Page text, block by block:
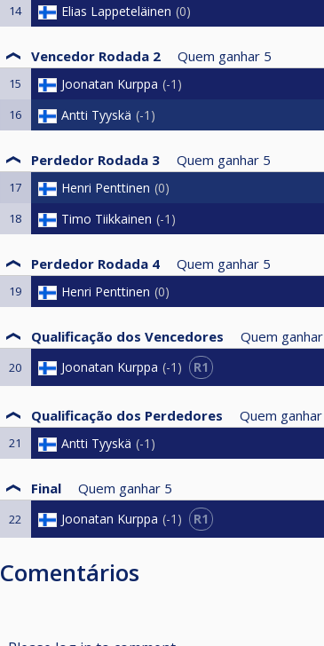
14 Elias Lappeteläinen 0
Vencedor Rodada 2 Quem ganhar 5
15 Joonatan Kurppa -1
16 Antti Tyyskä -1
Perdedor Rodada 3 Quem ganhar 5
17 Henri Penttinen 0
18 Timo Tiikkainen -1
Perdedor Rodada 4 Quem ganhar 5
19 Henri Penttinen 0
Qualificação dos Vencedores Quem ganhar
20 Joonatan Kurppa -1 R1
Qualificação dos Perdedores Quem ganhar
21 Antti Tyyskä -1
Final Quem ganhar 5
22 Joonatan Kurppa -1 R1
Comentários